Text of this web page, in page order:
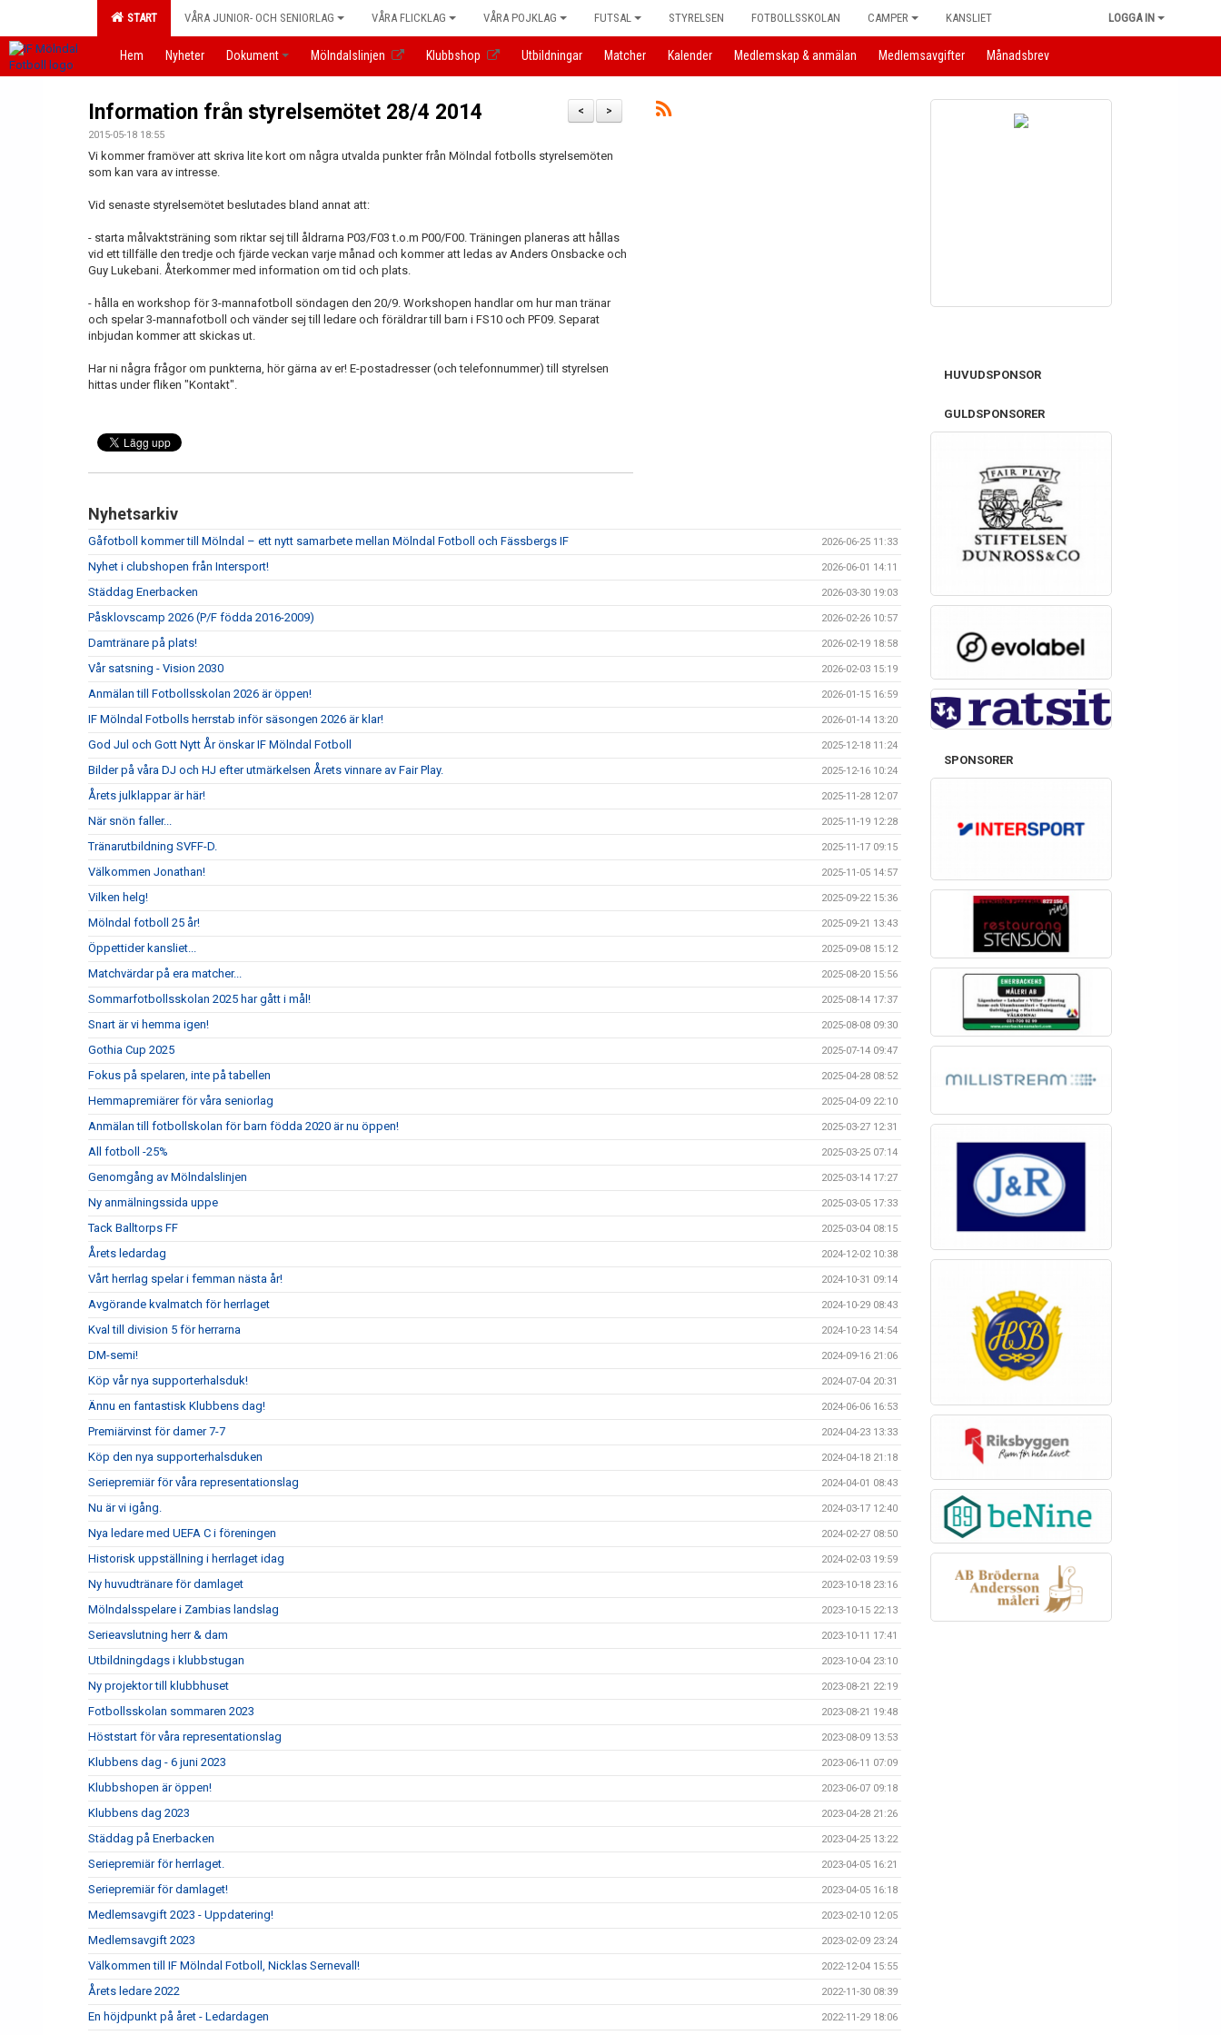
START VÅRA JUNIOR- OCH SENIORLAG VÅRA FLICKLAG VÅRA POJKLAG FUTSAL STYRELSEN FOTBOLLSSKOLAN CAMPER KANSLIET LOGGA IN
Hem Nyheter Dokument Mölndalslinjen Klubbshop Utbildningar Matcher Kalender Medlemskap & anmälan Medlemsavgifter Månadsbrev
>
<
Information från styrelsemötet 28/4 2014
2015-05-18 18:55
Vi kommer framöver att skriva lite kort om några utvalda punkter från Mölndal fotbolls styrelsemöten
som kan vara av intresse.
Vid senaste styrelsemötet beslutades bland annat att:
- starta målvaktsträning som riktar sej till åldrarna P03/F03 t.o.m P00/F00. Träningen planeras att hållas
vid ett tillfälle den tredje och fjärde veckan varje månad och kommer att ledas av Anders Onsbacke och
Guy Lukebani. Återkommer med information om tid och plats.
- hålla en workshop för 3-mannafotboll söndagen den 20/9. Workshopen handlar om hur man tränar
och spelar 3-mannafotboll och vänder sej till ledare och föräldrar till barn i FS10 och PF09. Separat
inbjudan kommer att skickas ut.
Har ni några frågor om punkterna, hör gärna av er! E-postadresser (och telefonnummer) till styrelsen
hittas under fliken "Kontakt".
Nyhetsarkiv
Gåfotboll kommer till Mölndal – ett nytt samarbete mellan Mölndal Fotboll och Fässbergs IF 2026-06-25 11:33
Nyhet i clubshopen från Intersport! 2026-06-01 14:11
Städdag Enerbacken 2026-03-30 19:03
Påsklovscamp 2026 (P/F födda 2016-2009) 2026-02-26 10:57
Damtränare på plats! 2026-02-19 18:58
Vår satsning - Vision 2030 2026-02-03 15:19
Anmälan till Fotbollsskolan 2026 är öppen! 2026-01-15 16:59
IF Mölndal Fotbolls herrstab inför säsongen 2026 är klar! 2026-01-14 13:20
God Jul och Gott Nytt År önskar IF Mölndal Fotboll 2025-12-18 11:24
Bilder på våra DJ och HJ efter utmärkelsen Årets vinnare av Fair Play. 2025-12-16 10:24
Årets julklappar är här! 2025-11-28 12:07
När snön faller... 2025-11-19 12:28
Tränarutbildning SVFF-D. 2025-11-17 09:15
Välkommen Jonathan! 2025-11-05 14:57
Vilken helg! 2025-09-22 15:36
Mölndal fotboll 25 år! 2025-09-21 13:43
Öppettider kansliet... 2025-09-08 15:12
Matchvärdar på era matcher... 2025-08-20 15:56
Sommarfotbollsskolan 2025 har gått i mål! 2025-08-14 17:37
Snart är vi hemma igen! 2025-08-08 09:30
Gothia Cup 2025 2025-07-14 09:47
Fokus på spelaren, inte på tabellen 2025-04-28 08:52
Hemmapremiärer för våra seniorlag 2025-04-09 22:10
Anmälan till fotbollskolan för barn födda 2020 är nu öppen! 2025-03-27 12:31
All fotboll -25% 2025-03-25 07:14
Genomgång av Mölndalslinjen 2025-03-14 17:27
Ny anmälningssida uppe 2025-03-05 17:33
Tack Balltorps FF 2025-03-04 08:15
Årets ledardag 2024-12-02 10:38
Vårt herrlag spelar i femman nästa år! 2024-10-31 09:14
Avgörande kvalmatch för herrlaget 2024-10-29 08:43
Kval till division 5 för herrarna 2024-10-23 14:54
DM-semi! 2024-09-16 21:06
Köp vår nya supporterhalsduk! 2024-07-04 20:31
Ännu en fantastisk Klubbens dag! 2024-06-06 16:53
Premiärvinst för damer 7-7 2024-04-23 13:33
Köp den nya supporterhalsduken 2024-04-18 21:18
Seriepremiär för våra representationslag 2024-04-01 08:43
Nu är vi igång. 2024-03-17 12:40
Nya ledare med UEFA C i föreningen 2024-02-27 08:50
Historisk uppställning i herrlaget idag 2024-02-03 19:59
Ny huvudtränare för damlaget 2023-10-18 23:16
Mölndalsspelare i Zambias landslag 2023-10-15 22:13
Serieavslutning herr & dam 2023-10-11 17:41
Utbildningdags i klubbstugan 2023-10-04 23:10
Ny projektor till klubbhuset 2023-08-21 22:19
Fotbollsskolan sommaren 2023 2023-08-21 19:48
Höststart för våra representationslag 2023-08-09 13:53
Klubbens dag - 6 juni 2023 2023-06-11 07:09
Klubbshopen är öppen! 2023-06-07 09:18
Klubbens dag 2023 2023-04-28 21:26
Städdag på Enerbacken 2023-04-25 13:22
Seriepremiär för herrlaget. 2023-04-05 16:21
Seriepremiär för damlaget! 2023-04-05 16:18
Medlemsavgift 2023 - Uppdatering! 2023-02-10 12:05
Medlemsavgift 2023 2023-02-09 23:24
Välkommen till IF Mölndal Fotboll, Nicklas Sernevall! 2022-12-04 15:55
Årets ledare 2022 2022-11-30 08:39
En höjdpunkt på året - Ledardagen 2022-11-29 18:06
HUVUDSPONSOR
GULDSPONSORER
SPONSORER